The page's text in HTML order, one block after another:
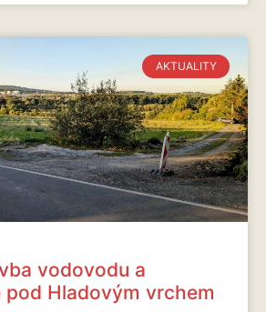
AKTUALITY
vodovodu a
pod Hladovým vrchem